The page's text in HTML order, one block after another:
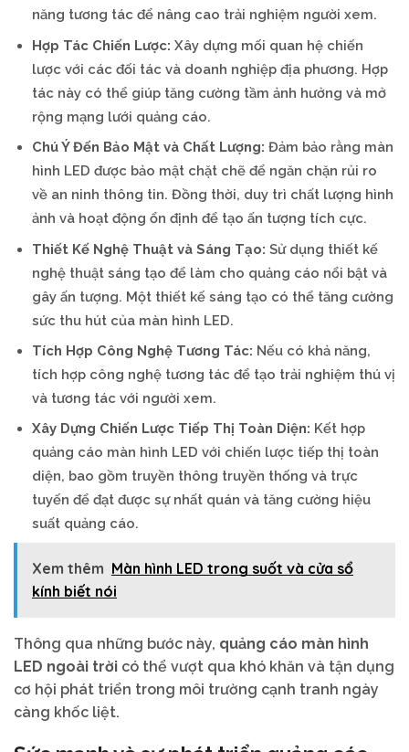
năng tương tác để nâng cao trải nghiệm người xem.
Hợp Tác Chiến Lược: Xây dựng mối quan hệ chiến
lược với các đối tác và doanh nghiệp địa phương. Hợp
tác này có thể giúp tăng cường tầm ảnh hưởng và mở
rộng mạng lưới quảng cáo.
Chú Ý Đến Bảo Mật và Chất Lượng: Đảm bảo rằng màn
hình LED được bảo mật chặt chẽ để ngăn chặn rủi ro
về an ninh thông tin. Đồng thời, duy trì chất lượng hình
ảnh và hoạt động ổn định để tạo ấn tượng tích cực.
Thiết Kế Nghệ Thuật và Sáng Tạo: Sử dụng thiết kế
nghệ thuật sáng tạo để làm cho quảng cáo nổi bật và
gây ấn tượng. Một thiết kế sáng tạo có thể tăng cường
sức thu hút của màn hình LED.
Tích Hợp Công Nghệ Tương Tác: Nếu có khả năng,
tích hợp công nghệ tương tác để tạo trải nghiệm thú vị
và tương tác với người xem.
Xây Dựng Chiến Lược Tiếp Thị Toàn Diện: Kết hợp
quảng cáo màn hình LED với chiến lược tiếp thị toàn
diện, bao gồm truyền thông truyền thống và trực
tuyến để đạt được sự nhất quán và tăng cường hiệu
suất quảng cáo.
Xem thêm Màn hình LED trong suốt và cửa sổ
kính biết nói
Thông qua những bước này, quảng cáo màn hình
LED ngoài trời có thể vượt qua khó khăn và tận dụng
cơ hội phát triển trong môi trường cạnh tranh ngày
càng khốc liệt.